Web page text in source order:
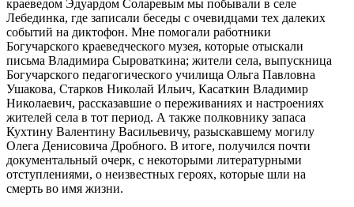
краеведом Эдуардом Соларевым мы побывали в селе
Лебединка, где записали беседы с очевидцами тех далеких
событий на диктофон. Мне помогали работники
Богучарского краеведческого музея, которые отыскали
письма Владимира Сыроваткина; жители села, выпускница
Богучарского педагогического училища Ольга Павловна
Ушакова, Старков Николай Ильич, Касаткин Владимир
Николаевич, рассказавшие о переживаниях и настроениях
жителей села в тот период. А также полковнику запаса
Кухтину Валентину Васильевичу, разыскавшему могилу
Олега Денисовича Дробного. В итоге, получился почти
документальный очерк, с некоторыми литературными
отступлениями, о неизвестных героях, которые шли на
смерть во имя жизни.